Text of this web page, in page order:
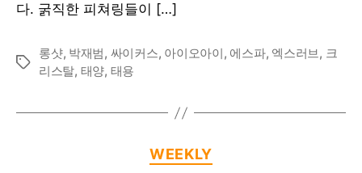
다. 굵직한 피쳐링들이 […]
Tags
롱샷, 박재범, 싸이커스, 아이오아이, 에스파, 엑스러브, 크
리스탈, 태양, 태용
Categories
WEEKLY